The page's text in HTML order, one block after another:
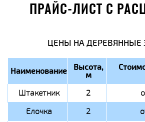
ПРАЙС-ЛИСТ С
ЦЕНЫ НА ДЕРЕВЯННЫЕ
Наименование Высота,
м
Штакетник 2
Елочка
2